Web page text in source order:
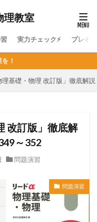
理教室
実力チェック⚡ プレミ
理基礎・物理 改訂版」徹底解
改訂版」徹底解
～352
問題演習
問題演習